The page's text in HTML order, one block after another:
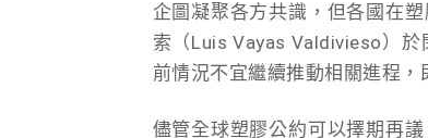
企圖凝聚各方共識，但各國在
索（Luis Vayas Valdivieso）
前情況不宜繼續推動相關進程
儘管全球塑膠公約可以擇期再